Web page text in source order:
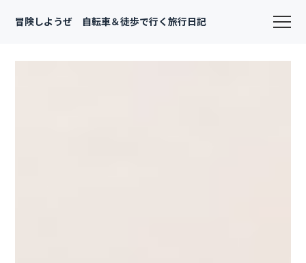
冒険しようぜ 自転車＆徒歩で行く旅行日記